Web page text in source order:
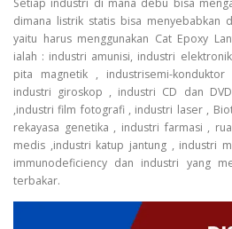
Setiap industri di mana debu bisa
dimana listrik statis bisa menyebabkan
yaitu harus menggunakan Cat Epoxy
ialah : industri amunisi, industri
pita magnetik , industrisemi-
industri giroskop , industri CD dan
,industri film fotografi , industri laser ,
rekayasa genetika , industri farmasi ,
medis ,industri katup jantung , industri
immunodeficiency dan industri yang
terbakar.